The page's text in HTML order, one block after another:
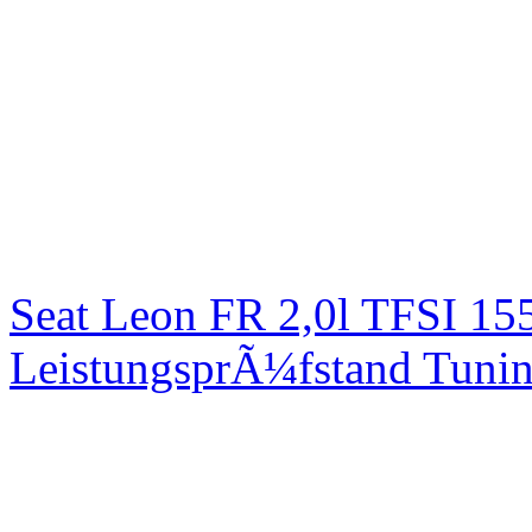
Seat Leon FR 2,0l TFSI
LeistungsprÃ¼fstand